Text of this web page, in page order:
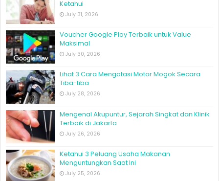
Ketahui
July 31, 2026
Voucher Google Play Terbaik untuk Value
Maksimal
July 30, 2026
Lihat 3 Cara Mengatasi Motor Mogok Secara
Tiba-tiba
July 28, 2026
Mengenal Akupuntur, Sejarah Singkat dan Klinik
Terbaik di Jakarta
July 26, 2026
Ketahui 3 Peluang Usaha Makanan
Menguntungkan Saat Ini
July 25, 2026